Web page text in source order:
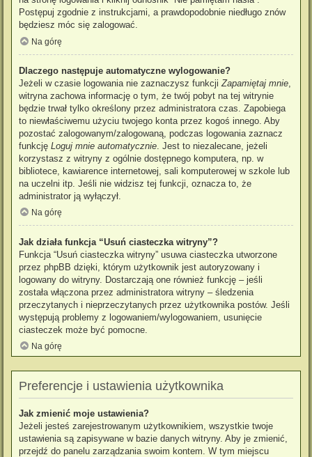
Postępuj zgodnie z instrukcjami, a prawdopodobnie niedługo znów
będziesz móc się zalogować.
Na górę
Dlaczego następuje automatyczne wylogowanie?
Jeżeli w czasie logowania nie zaznaczysz funkcji Zapamiętaj mnie
witryna zachowa informację o tym, że twój pobyt na tej witrynie
będzie trwał tylko określony przez administratora czas. Zapobiega
to niewłaściwemu użyciu twojego konta przez kogoś innego. Aby
pozostać zalogowanym/zalogowaną, podczas logowania zaznacz
funkcję Loguj mnie automatycznie . Jest to niezalecane, jeżeli
korzystasz z witryny z ogólnie dostępnego komputera, np. w
bibliotece, kawiarence internetowej, sali komputerowej w szkole lub
na uczelni itp. Jeśli nie widzisz tej funkcji, oznacza to, że
administrator ją wyłączył.
Na górę
Jak działa funkcja “Usuń ciasteczka witryny”?
Funkcja “Usuń ciasteczka witryny” usuwa ciasteczka utworzone
przez phpBB dzięki, którym użytkownik jest autoryzowany i
logowany do witryny. Dostarczają one również funkcję – jeśli
została włączona przez administratora witryny – śledzenia
przeczytanych i nieprzeczytanych przez użytkownika postów. Jeśli
występują problemy z logowaniem/wylogowaniem, usunięcie
ciasteczek może być pomocne.
Na górę
Preferencje i ustawienia użytkownika
Jak zmienić moje ustawienia?
Jeżeli jesteś zarejestrowanym użytkownikiem, wszystkie twoje
ustawienia są zapisywane w bazie danych witryny. Aby je zmienić,
przejdź do panelu zarządzania swoim kontem. W tym miejscu